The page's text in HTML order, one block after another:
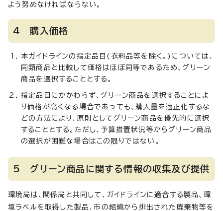
よう努めなければならない。
4 購入価格
本ガイドラインの指定品目(衣料品等を除く。)については、
同類商品と比較して価格はほぼ同等であるため、グリーン
商品を選択することとする。
指定品目にかかわらず、グリーン商品を選択することによ
り価格が高くなる場合であっても、購入量を適正化するな
どの方法により、原則としてグリーン商品を優先的に選択
することとする。ただし、予算措置状況等からグリーン商品
の選択が困難な場合はこの限りではない。
5 グリーン商品に関する情報の収集及び提供
環境局は、関係局と共同して、ガイドラインに適合する製品、環
境ラベルを取得した製品、市の組織から排出された廃棄物等を